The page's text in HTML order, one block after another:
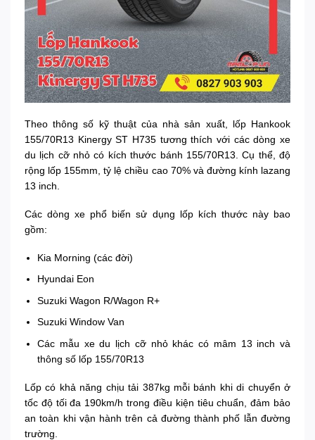
Theo thông số kỹ thuật của nhà sản xuất, lốp Hankook
155/70R13 Kinergy ST H735 tương thích với các dòng xe
du lịch cỡ nhỏ có kích thước bánh 155/70R13. Cụ thể, độ
rộng lốp 155mm, tỷ lệ chiều cao 70% và đường kính lazang
13 inch.
Các dòng xe phổ biến sử dụng lốp kích thước này bao
gồm:
Kia Morning (các đời)
Hyundai Eon
Suzuki Wagon R/Wagon R+
Suzuki Window Van
Các mẫu xe du lịch cỡ nhỏ khác có mâm 13 inch và
thông số lốp 155/70R13
Lốp có khả năng chịu tải 387kg mỗi bánh khi di chuyển ở
tốc độ tối đa 190km/h trong điều kiện tiêu chuẩn, đảm bảo
an toàn khi vận hành trên cả đường thành phố lẫn đường
trường.